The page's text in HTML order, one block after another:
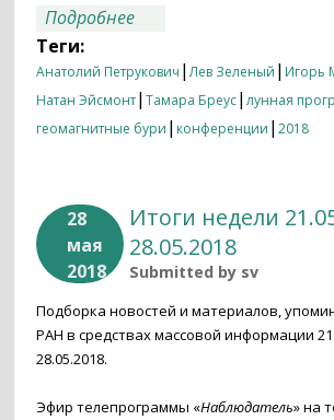
Подробнее
Теги:
Анатолий Петрукович |Лев Зеленый | Игорь
Натан Эйсмонт|Тамара Бреус|лунная
геомагнитные бури | конференции |2018
28
мая
2018
Итоги недели
28.05.2018
Submitted by sv
Подборка новостей и материалов,
РАН в средствах массовой информации
28.05.2018.
Эфир телепрограммы «Наблюдатель» на